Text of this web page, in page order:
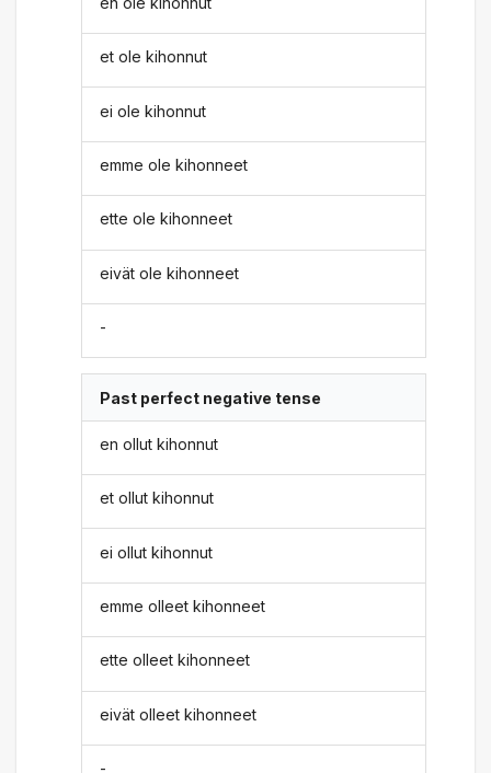
et ole kihonnut
ei ole kihonnut
emme ole kihonneet
ette ole kihonneet
eivät ole kihonneet
-
Past perfect negative tense
en ollut kihonnut
et ollut kihonnut
ei ollut kihonnut
emme olleet kihonneet
ette olleet kihonneet
eivät olleet kihonneet
-